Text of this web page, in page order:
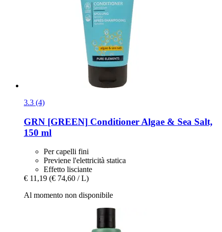
3.3 (4)
GRN [GREEN] Conditioner Algae & Sea Salt,
150 ml
Per capelli fini
Previene l'elettricità statica
Effetto lisciante
€ 11,19 (€ 74,60 / L)
Al momento non disponibile